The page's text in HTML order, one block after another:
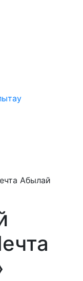
Абылай